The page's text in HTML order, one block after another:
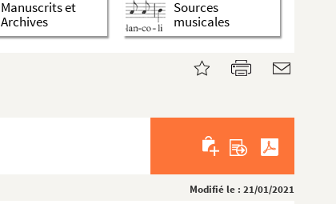
Manuscrits et
Archives
Sources
musicales
Modifié le : 21/01/2021